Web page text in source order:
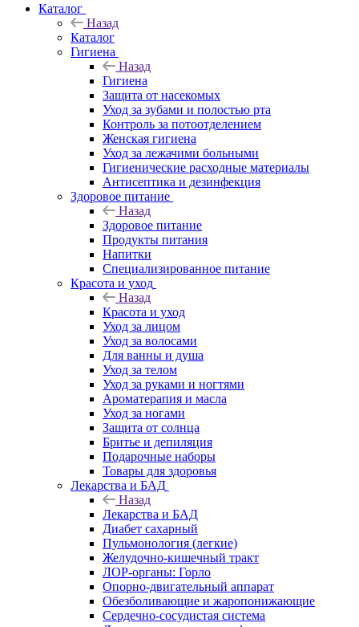
Каталог
Назад
Каталог
Гигиена
Назад
Гигиена
Защита от насекомых
Уход за зубами и полостью рта
Контроль за потоотделением
Женская гигиена
Уход за лежачими больными
Гигиенические расходные материалы
Антисептика и дезинфекция
Здоровое питание
Назад
Здоровое питание
Продукты питания
Напитки
Специализированное питание
Красота и уход
Назад
Красота и уход
Уход за лицом
Уход за волосами
Для ванны и душа
Уход за телом
Уход за руками и ногтями
Ароматерапия и масла
Уход за ногами
Защита от солнца
Бритье и депиляция
Подарочные наборы
Товары для здоровья
Лекарства и БАД
Назад
Лекарства и БАД
Диабет сахарный
Пульмонология (легкие)
Желудочно-кишечный тракт
ЛОР-органы: Горло
Опорно-двигательный аппарат
Обезболивающие и жаропонижающие
Сердечно-сосудистая система